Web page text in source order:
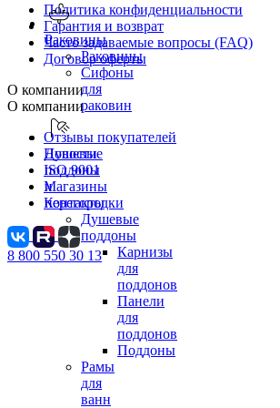
Раковины
Раковины
Сифоны
для
раковин
Душевые
поддоны
и
перегородки
Душевые
поддоны
Карнизы
для
поддонов
Панели
для
поддонов
Поддоны
Рамы
для
ванн
Политика конфиденциальности
Гарантия и возврат
Часто задаваемые вопросы (FAQ)
Договор оферты
О компании
О компании
Отзывы покупателей
Новости
ISO 9001
Магазины
Контакты
8 800 550 30 13